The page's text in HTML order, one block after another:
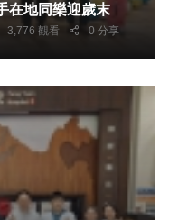
在地同樂迎歲末
3,776 觀看 0 分享